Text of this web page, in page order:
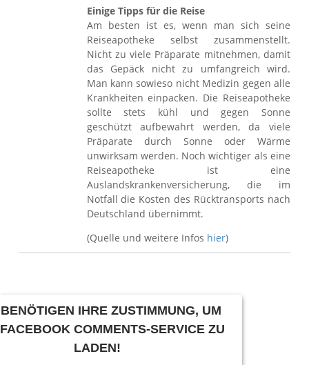
Einige Tipps für die Reise
Am besten ist es, wenn man sich seine
Reiseapotheke selbst zusammenstellt.
Nicht zu viele Präparate mitnehmen, damit
das Gepäck nicht zu umfangreich wird.
Man kann sowieso nicht Medizin gegen alle
Krankheiten einpacken. Die Reiseapotheke
sollte stets kühl und gegen Sonne
geschützt aufbewahrt werden, da viele
Präparate durch Sonne oder Wärme
unwirksam werden. Noch wichtiger als eine
Reiseapotheke ist eine
Auslandskrankenversicherung, die im
Notfall die Kosten des Rücktransports nach
Deutschland übernimmt.
(Quelle und weitere Infos hier)
IHRE ZUSTIMMUNG, UM
COMMENTS-SERVICE ZU
LADEN!